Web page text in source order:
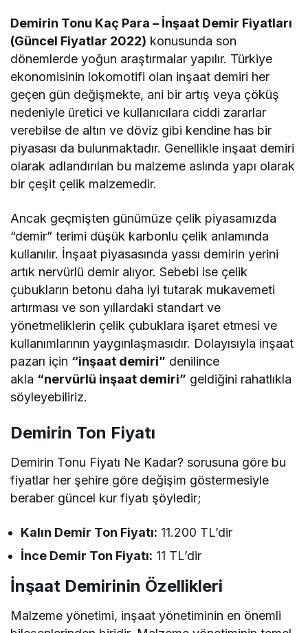
Demirin Tonu Kaç Para – İnşaat Demir Fiyatları
(Güncel Fiyatlar 2022) konusunda son
dönemlerde yoğun araştırmalar yapılır. Türkiye
ekonomisinin lokomotifi olan inşaat demiri her
geçen gün değişmekte, ani bir artış veya çöküş
nedeniyle üretici ve kullanıcılara ciddi zararlar
verebilse de altın ve döviz gibi kendine has bir
piyasası da bulunmaktadır. Genellikle inşaat demiri
olarak adlandırılan bu malzeme aslında yapı olarak
bir çeşit çelik malzemedir.
Ancak geçmişten günümüze çelik piyasamızda
“demir” terimi düşük karbonlu çelik anlamında
kullanılır. İnşaat piyasasında yassı demirin yerini
artık nervürlü demir alıyor. Sebebi ise çelik
çubukların betonu daha iyi tutarak mukavemeti
artırması ve son yıllardaki standart ve
yönetmeliklerin çelik çubuklara işaret etmesi ve
kullanımlarının yaygınlaşmasıdır. Dolayısıyla inşaat
pazarı için “inşaat demiri” denilince
akla “nervürlü inşaat demiri” geldiğini rahatlıkla
söyleyebiliriz.
Demirin Ton Fiyatı
Demirin Tonu Fiyatı Ne Kadar? sorusuna göre bu
fiyatlar her şehire göre değişim göstermesiyle
beraber güncel kur fiyatı şöyledir;
Kalın Demir Ton Fiyatı: 11.200 TL’dir
İnce Demir Ton Fiyatı: 11 TL’dir
İnşaat Demirinin Özellikleri
Malzeme yönetimi, inşaat yönetiminin en önemli